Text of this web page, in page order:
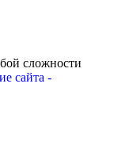
сложности
сайта -